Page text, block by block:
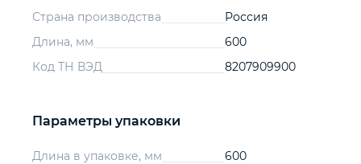
Страна производства
Россия
Длина, мм
600
Код ТН ВЭД
8207909900
Параметры упаковки
Длина в упаковке, мм
600